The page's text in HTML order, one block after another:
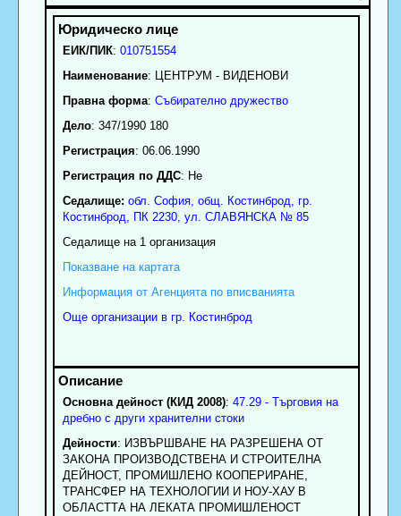
ЕИК/ПИК: 010751554
Наименование: ЦЕНТРУМ - ВИДЕНОВИ
Правна форма: Събирателно дружество
Дело: 347/1990 180
Регистрация: 06.06.1990
Регистрация по ДДС: Нe
Седалище: обл. София, общ. Костинброд, гр.
Костинброд, ПК 2230, ул. СЛАВЯНСКА № 85
Седалище на 1 организация
Показване на картата
Информация от Агенцията по вписванията
Още организации в гр. Костинброд
Основна дейност (КИД 2008): 47.29 - Търговия на
дребно с други хранителни стоки
Дейности: ИЗВЪРШВАНЕ НА РАЗРЕШЕНА ОТ
ЗАКОНА ПРОИЗВОДСТВЕНА И СТРОИТЕЛНА
ДЕЙНОСТ, ПРОМИШЛЕНО КООПЕРИРАНЕ,
ТРАНСФЕР НА ТЕХНОЛОГИИ И НОУ-ХАУ В
ОБЛАСТТА НА ЛЕКАТА ПРОМИШЛЕНОСТ